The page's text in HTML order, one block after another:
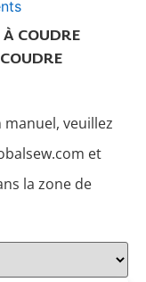
COUDRE
veuillez
et
la zone de